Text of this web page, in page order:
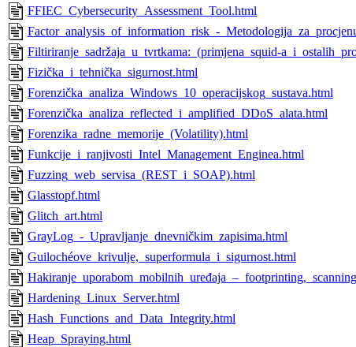
FFIEC_Cybersecurity_Assessment_Tool.html
Factor_analysis_of_information_risk_-
Filtiriranje_sadržaja_u_tvrtkama:_(primjena_squid-
Fizička_i_tehnička_sigurnost.html
Forenzička_analiza_Windows_10_operacijskog_sustava.html
Forenzička_analiza_reflected_i_amplified_DDoS_alata.html
Forenzika_radne_memorije_(Volatility).html
Funkcije_i_ranjivosti_Intel_Management_Enginea.html
Fuzzing_web_servisa_(REST_i_SOAP).html
Glasstopf.html
Glitch_art.html
GrayLog_-_Upravljanje_dnevničkim_zapisima.html
Guilochéove_krivulje,_superformula_i_sigurnost.html
Hardening_Linux_Server.html
Hash_Functions_and_Data_Integrity.html
Heap_Spraying.html